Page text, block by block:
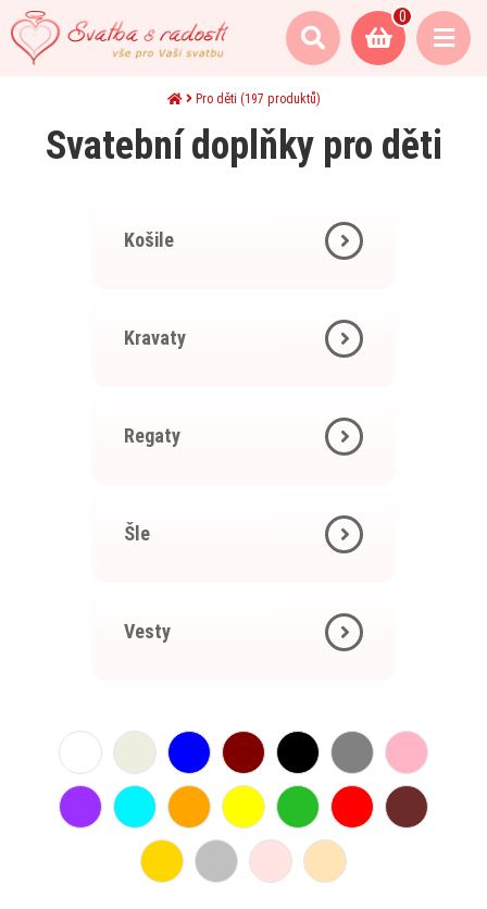
0
Pro děti (197 produktů)
Svatební doplňky pro děti
Košile
Kravaty
Regaty
Šle
Vesty